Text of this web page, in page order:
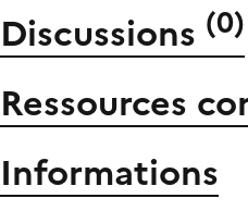
Discussions (0)
Ressources
Informations